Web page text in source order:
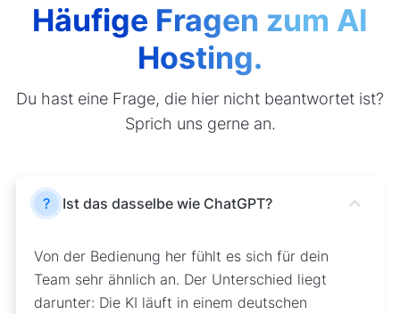
Häufige Fragen zum AI
Hosting.
Du hast eine Frage, die hier nicht beantwortet ist?
Sprich uns gerne an.
? Ist das dasselbe wie ChatGPT?
Von der Bedienung her fühlt es sich für dein
Team sehr ähnlich an. Der Unterschied liegt
darunter: Die KI läuft in einem deutschen